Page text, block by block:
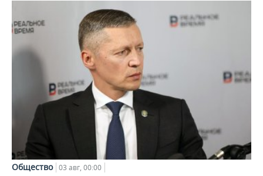
Общество 03 авг, 00:00